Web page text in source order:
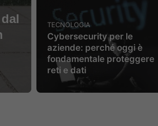
TECNOLOGIA
Cybersecurity per le
aziende: perché oggi è
fondamentale proteggere
reti e dati